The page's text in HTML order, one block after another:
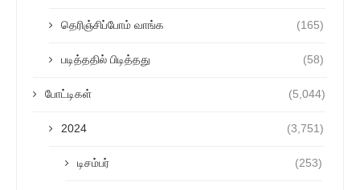
தெரிஞ்சிப்போம் வாங்க (165)
படித்ததில் பிடித்தது (58)
போட்டிகள் (5,044)
2024 (3,751)
டிசம்பர் (253)